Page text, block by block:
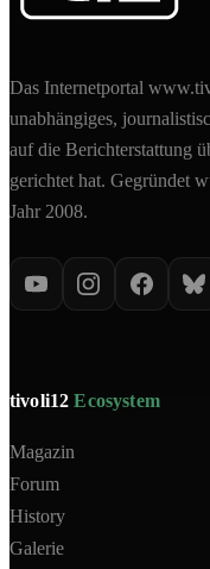
Das Internetportal
unabhängiges,
auf die Berichterstattung
gerichtet hat. Gegründet
Jahr 2008.
tivoli12Ecosystem
Magazin
Forum
History
Galerie